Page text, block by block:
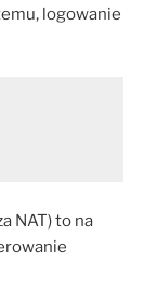
logowanie
NAT) to na